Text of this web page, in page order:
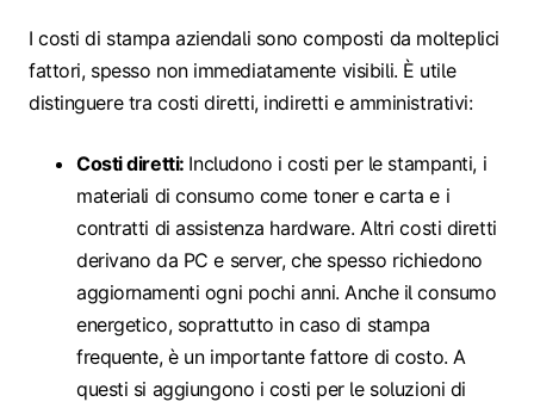
I costi di stampa aziendali sono composti da molteplici
fattori, spesso non immediatamente visibili. È utile
distinguere tra costi diretti, indiretti e amministrativi:
Costi diretti: Includono i costi per le stampanti, i
materiali di consumo come toner e carta e i
contratti di assistenza hardware. Altri costi diretti
derivano da PC e server, che spesso richiedono
aggiornamenti ogni pochi anni. Anche il consumo
energetico, soprattutto in caso di stampa
frequente, è un importante fattore di costo. A
questi si aggiungono i costi per le soluzioni di